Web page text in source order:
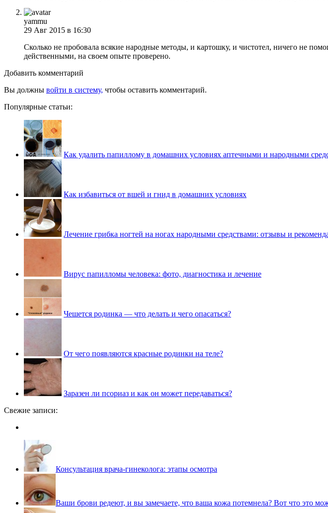
yammu
29 Авг 2015 в 16:30
Сколько не пробовала всякие народные методы, и картошку, и чистотел, ничего не
действенными, на своем опыте проверено.
Добавить комментарий
Вы должны войти в систему, чтобы оставить комментарий.
Популярные статьи:
Как удалить папиллому в домашних условиях аптечными и народными
Как избавиться от вшей и гнид в домашних условиях
Лечение грибка ногтей на ногах народными средствами: отзывы и
Вирус папилломы человека: фото, диагностика и лечение
Чешется родинка — что делать и чего опасаться?
От чего появляются красные родинки на теле?
Заразен ли псориаз и как он может передаваться?
Свежие записи:
Консультация врача-гинеколога: этапы осмотра
Ваши брови редеют, и вы замечаете, что ваша кожа потемнела? Вот что это